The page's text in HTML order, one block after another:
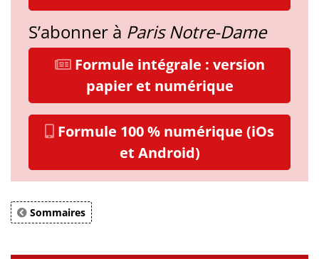
S’abonner à Paris Notre-Dame
Formule intégrale : version
papier et numérique
Formule 100 % numérique (iOs
et Android)
Sommaires